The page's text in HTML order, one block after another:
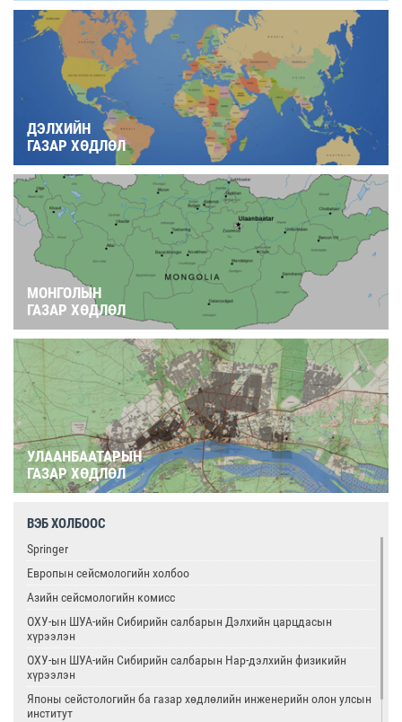
ДЭЛХИЙН
ГАЗАР ХӨДЛӨЛ
МОНГОЛЫН
ГАЗАР ХӨДЛӨЛ
УЛААНБААТАРЫН
ГАЗАР ХӨДЛӨЛ
ВЭБ ХОЛБООС
Springer
Европын сейсмологийн холбоо
Азийн сейсмологийн комисс
ОХУ-ын ШУА-ийн Сибирийн салбарын Дэлхийн царцдасын
хүрээлэн
ОХУ-ын ШУА-ийн Сибирийн салбарын Нар-дэлхийн физикийн
хүрээлэн
Японы сейстологийн ба газар хөдлөлийн инженерийн олон улсын
институт